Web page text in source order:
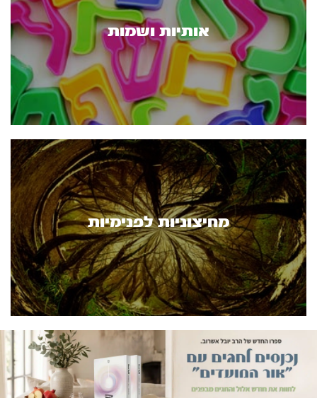
אותיות ושמות
מחיצוניות לפנימיות